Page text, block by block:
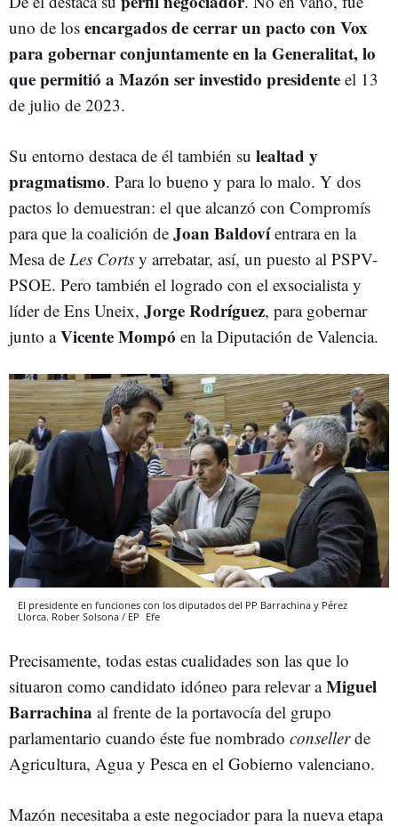
uno de los encargados de cerrar un pacto con Vox
para gobernar conjuntamente en la Generalitat, lo
que permitió a Mazón ser investido presidente el 13
de julio de 2023.
Su entorno destaca de él también su lealtad y
pragmatismo. Para lo bueno y para lo malo. Y dos
pactos lo demuestran: el que alcanzó con Compromís
para que la coalición de Joan Baldovíentrara en la
Mesa de Les Corts y arrebatar, así, un puesto al PSPV-
PSOE. Pero también el logrado con el exsocialista y
líder de Ens Uneix, Jorge Rodríguez, para gobernar
junto aVicente Mompó en la Diputación de Valencia.
El presidente en funciones con los diputados del PP Barrachina y Pérez
Llorca. Rober Solsona / EP Efe
Precisamente, todas estas cualidades son las que lo
situaron como candidato idóneo para relevar aMiguel
Barrachina al frente de la portavocía del grupo
parlamentario cuando éste fue nombrado consellerde
Agricultura, Agua y Pesca en el Gobierno valenciano.
Mazón necesitaba a este negociador para la nueva etapa